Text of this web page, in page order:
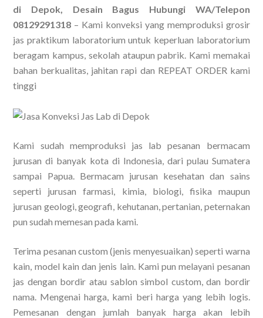
di Depok, Desain Bagus Hubungi WA/Telepon
08129291318 – Kami konveksi yang memproduksi grosir
jas praktikum laboratorium untuk keperluan laboratorium
beragam kampus, sekolah ataupun pabrik. Kami memakai
bahan berkualitas, jahitan rapi dan REPEAT ORDER kami
tinggi
Kami sudah memproduksi jas lab pesanan bermacam
jurusan di banyak kota di Indonesia, dari pulau Sumatera
sampai Papua. Bermacam jurusan kesehatan dan sains
seperti jurusan farmasi, kimia, biologi, fisika maupun
jurusan geologi, geografi, kehutanan, pertanian, peternakan
pun sudah memesan pada kami.
Terima pesanan custom (jenis menyesuaikan) seperti warna
kain, model kain dan jenis lain. Kami pun melayani pesanan
jas dengan bordir atau sablon simbol custom, dan bordir
nama. Mengenai harga, kami beri harga yang lebih logis.
Pemesanan dengan jumlah banyak harga akan lebih